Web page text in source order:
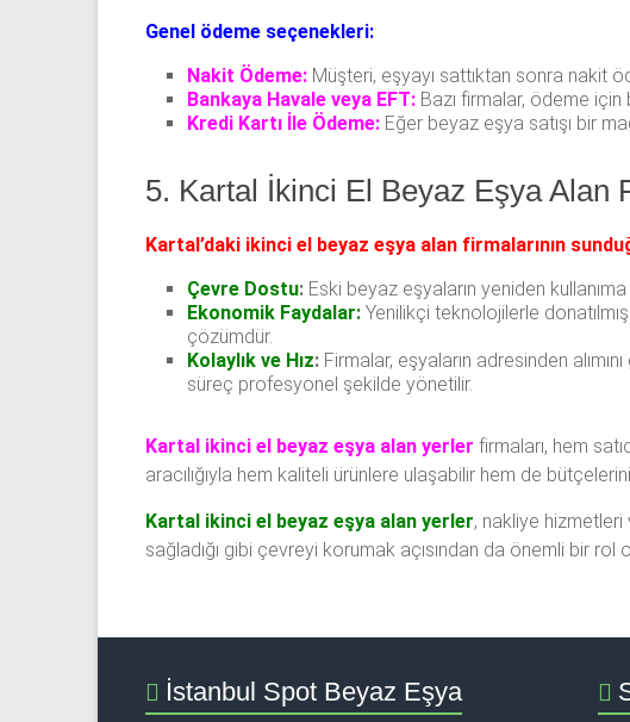
Genel ödeme seçenekleri:
Nakit Ödeme: Müşteri, eşyayı sattıktan sonra nakit
Bankaya Havale veya EFT: Bazı firmalar, ödeme
Kredi Kartı İle Ödeme: Eğer beyaz eşya satışı bir
5. Kartal İkinci El Beyaz Eşya Alan
Kartal’daki ikinci el beyaz eşya alan firmalarının
Çevre Dostu: Eski beyaz eşyaların yeniden kullanıma
Ekonomik Faydalar: Yenilikçi teknolojilerle
çözümdür.
Kolaylık ve Hız: Firmalar, eşyaların adresinden
süreç profesyonel şekilde yönetilir.
Kartal ikinci el beyaz eşya alan yerler firmaları, hem
aracılığıyla hem kaliteli ürünlere ulaşabilir hem de
Kartal ikinci el beyaz eşya alan yerler, nakliye
sağladığı gibi çevreyi korumak açısından da önemli bir rol
İstanbul Spot Beyaz Eşya